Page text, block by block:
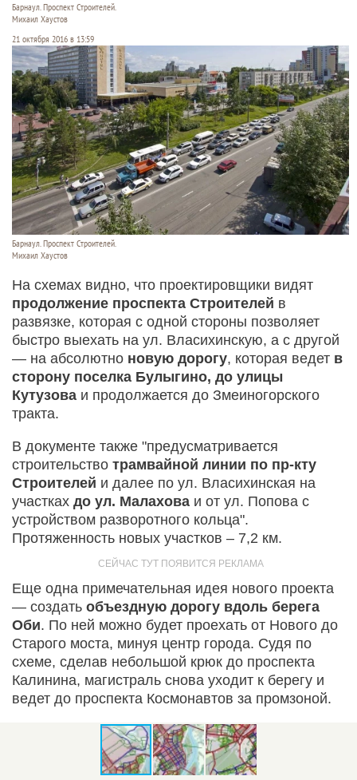
Барнаул. Проспект Строителей.
Михаил Хаустов
21 октября 2016 в 13:59
Барнаул. Проспект Строителей.
Михаил Хаустов
На схемах видно, что проектировщики видят
продолжение проспекта Строителей в
развязке, которая с одной стороны позволяет
быстро выехать на ул. Власихинскую, а с другой
— на абсолютно новую дорогу, которая ведет в
сторону поселка Булыгино, до улицы
Кутузова и продолжается до Змеиногорского
тракта.
В документе также "предусматривается
строительство трамвайной линии по пр-кту
Строителей и далее по ул. Власихинская на
участках до ул. Малахова и от ул. Попова с
устройством разворотного кольца".
Протяженность новых участков – 7,2 км.
Еще одна примечательная идея нового проекта
— создать объездную дорогу вдоль берега
Оби. По ней можно будет проехать от Нового до
Старого моста, минуя центр города. Судя по
схеме, сделав небольшой крюк до проспекта
Калинина, магистраль снова уходит к берегу и
ведет до проспекта Космонавтов за промзоной.